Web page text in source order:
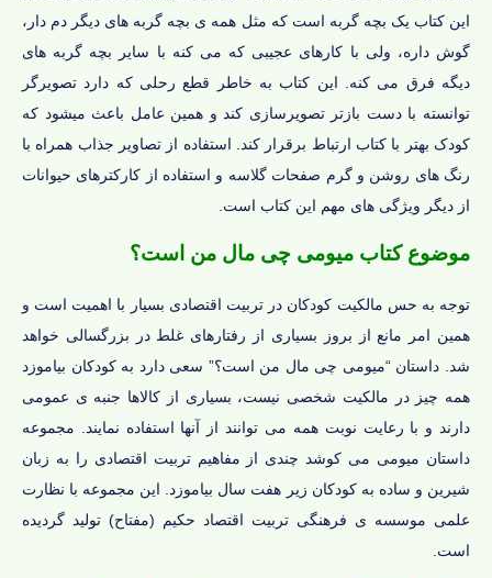
این کتاب یک بچه گربه است که مثل همه ی بچه گربه های دیگر دم دار،
گوش داره، ولی با کارهای عجیبی که می کنه با سایر بچه گربه های
دیگه فرق می کنه. این کتاب به خاطر قطع رحلی که دارد تصویرگر
توانسته با دست بازتر تصویرسازی کند و همین عامل باعث میشود که
کودک بهتر با کتاب ارتباط برقرار کند. استفاده از تصاویر جذاب همراه با
رنگ های روشن و گرم صفحات گلاسه و استفاده از کارکترهای حیوانات
از دیگر ویژگی های مهم این کتاب است.
موضوع کتاب میومی چی مال من است؟
توجه به حس مالکیت کودکان در تربیت اقتصادی بسیار با اهمیت است و
همین امر مانع از بروز بسیاری از رفتارهای غلط در بزرگسالی خواهد
شد. داستان “میومی چی مال من است؟” سعی دارد به کودکان بیاموزد
همه چیز در مالکیت شخصی نیست، بسیاری از کالاها جنبه ی عمومی
دارند و با رعایت نوبت همه می توانند از آنها استفاده نمایند. مجموعه
داستان میومی می کوشد چندی از مفاهیم تربیت اقتصادی را به زبان
شیرین و ساده به کودکان زیر هفت سال بیاموزد. این مجموعه با نظارت
علمی موسسه ی فرهنگی تربیت اقتصاد حکیم (مفتاح) تولید گردیده
است.